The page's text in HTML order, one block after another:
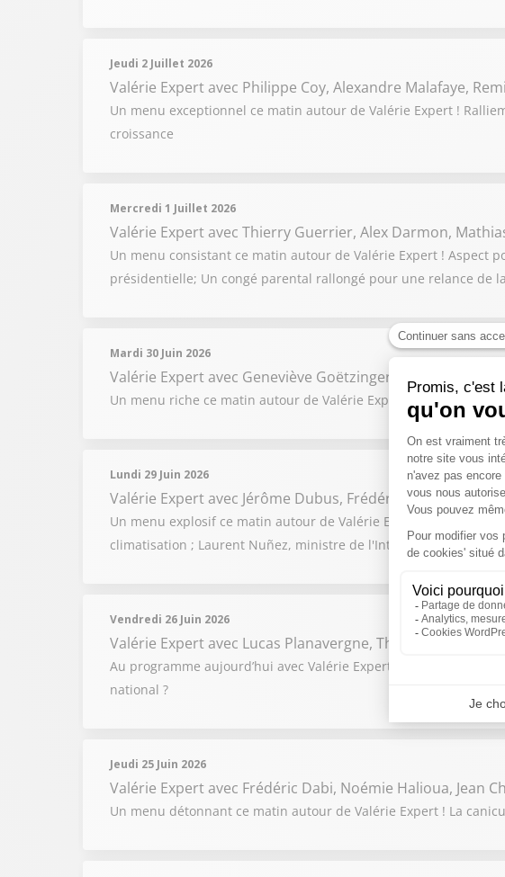
Jeudi 2 Juillet 2026
Valérie Expertavec Philippe Coy, Alexandre Malafaye,
Un menu exceptionnel ce matin autour de Valérie Expert !
croissance
Mercredi 1 Juillet 2026
Valérie Expertavec Thierry Guerrier, Alex Darmon,
Un menu consistant ce matin autour de Valérie Expert ! Aspect
présidentielle; Un congé parental rallongé pour une relance de
Mardi 30 Juin 2026
Valérie Expertavec Geneviève Goëtzinger, Jacques
Un menu riche ce matin autour de Valérie Expert ! Sandrine
Lundi 29 Juin 2026
Valérie Expertavec Jérôme Dubus, Frédéric Fougerat ,
Un menu explosif ce matin autour de Valérie Expert ! Propos
climatisation ; Laurent Nuñez, ministre de l'Intérieur, qui refuse
Vendredi 26 Juin 2026
Valérie Expertavec Lucas Planavergne, Theo Am Saadi,
Au programme aujourd’hui avec Valérie Expert et ses invités :
national ?
Jeudi 25 Juin 2026
Valérie Expertavec Frédéric Dabi, Noémie Halioua, Jean
Un menu détonnant ce matin autour de Valérie Expert ! La